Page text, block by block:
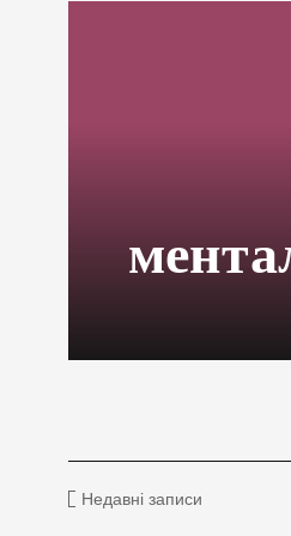
Недавні записи